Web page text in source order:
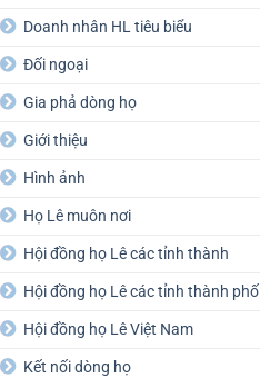
Doanh nhân HL tiêu biểu
Đối ngoại
Gia phả dòng họ
Giới thiệu
Hình ảnh
Họ Lê muôn nơi
Hội đồng họ Lê các tỉnh thành
Hội đồng họ Lê các tỉnh thành phố
Hội đồng họ Lê Việt Nam
Kết nối dòng họ